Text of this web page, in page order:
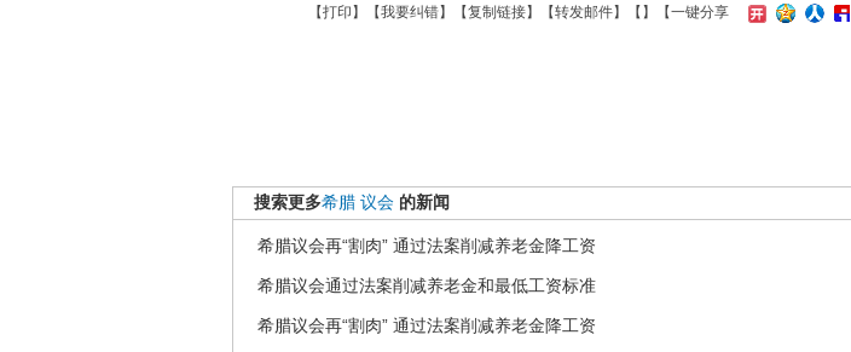
【打印 】【我要纠错】【复制链接】【转发邮件】【 】 【一键分享
搜索更多希腊 议会 的新闻
希腊议会再“割肉” 通过法案削减养老金降工资
希腊议会通过法案削减养老金和最低工资标准
希腊议会再“割肉” 通过法案削减养老金降工资